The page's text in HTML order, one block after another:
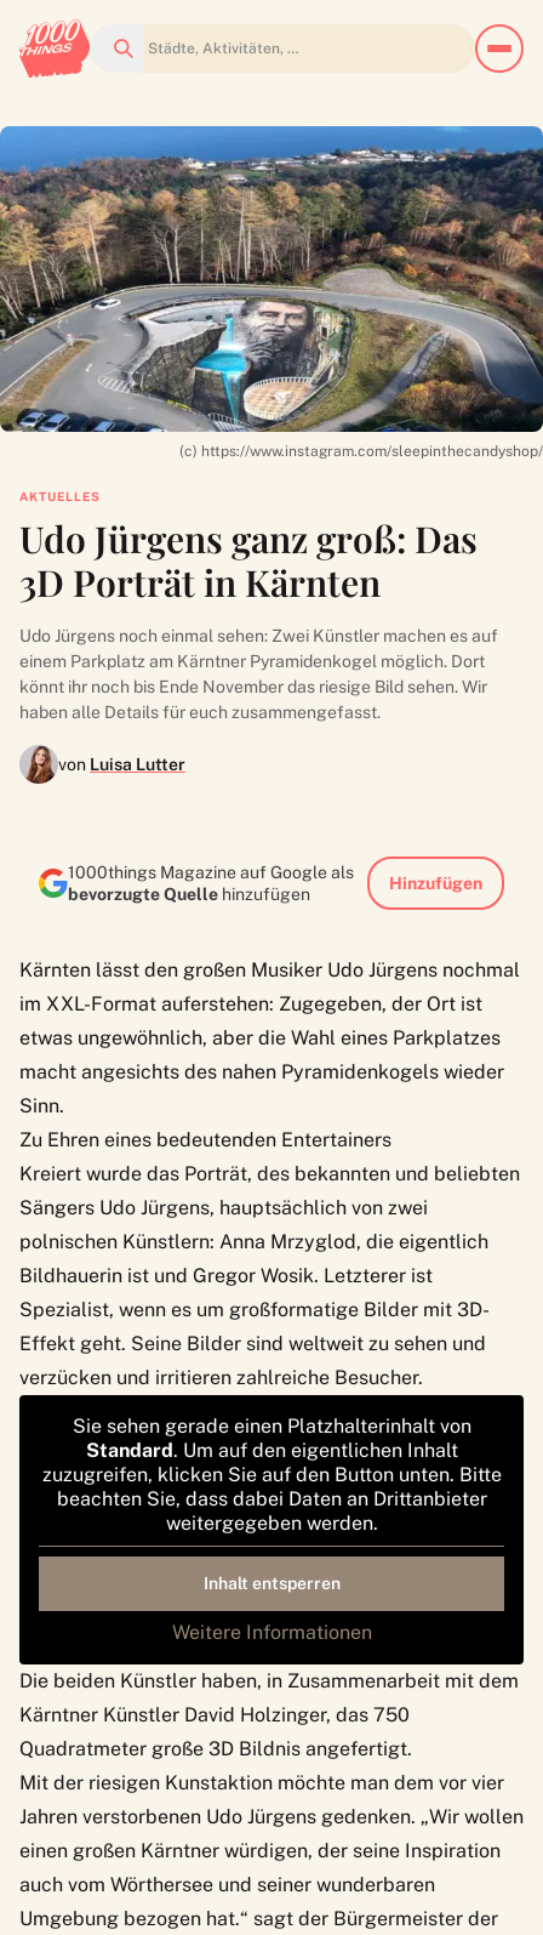
Suchen
(c) https://www.instagram.com/sleepinthecandyshop/
AKTUELLES
Udo Jürgens ganz groß: Das
3D Porträt in Kärnten
Udo Jürgens noch einmal sehen: Zwei Künstler machen es auf
einem Parkplatz am Kärntner Pyramidenkogel möglich. Dort
könnt ihr noch bis Ende November das riesige Bild sehen. Wir
haben alle Details für euch zusammengefasst.
von Luisa Lutter
1000things Magazine auf Google als
bevorzugte Quelle hinzufügen
Hinzufügen
Kärnten lässt den großen Musiker Udo Jürgens nochmal
im XXL-Format auferstehen: Zugegeben, der Ort ist
etwas ungewöhnlich, aber die Wahl eines Parkplatzes
macht angesichts des nahen Pyramidenkogels wieder
Sinn.
Zu Ehren eines bedeutenden Entertainers
Kreiert wurde das Porträt, des bekannten und beliebten
Sängers Udo Jürgens, hauptsächlich von zwei
polnischen Künstlern: Anna Mrzyglod, die eigentlich
Bildhauerin ist und Gregor Wosik. Letzterer ist
Spezialist, wenn es um großformatige Bilder mit 3D-
Effekt geht. Seine Bilder sind weltweit zu sehen und
verzücken und irritieren zahlreiche Besucher.
Sie sehen gerade einen Platzhalterinhalt von
Standard. Um auf den eigentlichen Inhalt
zuzugreifen, klicken Sie auf den Button unten. Bitte
beachten Sie, dass dabei Daten an Drittanbieter
weitergegeben werden.
Inhalt entsperren
Weitere Informationen
Die beiden Künstler haben, in Zusammenarbeit mit dem
Kärntner Künstler David Holzinger, das 750
Quadratmeter große 3D Bildnis angefertigt.
Mit der riesigen Kunstaktion möchte man dem vor vier
Jahren verstorbenen Udo Jürgens gedenken. „Wir wollen
einen großen Kärntner würdigen, der seine Inspiration
auch vom Wörthersee und seiner wunderbaren
Umgebung bezogen hat.“ sagt der Bürgermeister der